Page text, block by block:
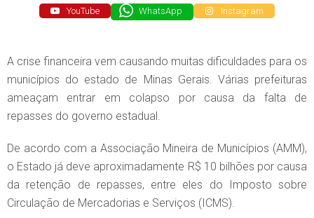
YouTube
WhatsApp Instagram
A crise financeira vem causando muitas dificuldades para os
municípios do estado de Minas Gerais. Várias prefeituras
ameaçam entrar em colapso por causa da falta de
repasses do governo estadual.
De acordo com a Associação Mineira de Municípios (AMM),
o Estado já deve aproximadamente R$ 10 bilhões por causa
da retenção de repasses, entre eles do Imposto sobre
Circulação de Mercadorias e Serviços (ICMS).